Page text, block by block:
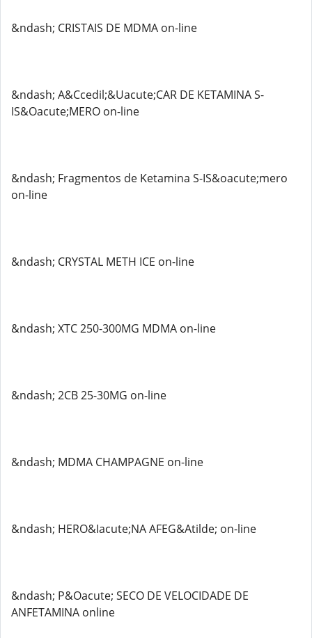
&ndash; CRISTAIS DE MDMA on-line
&ndash; A&Ccedil;&Uacute;CAR DE KETAMINA S-
IS&Oacute;MERO on-line
&ndash; Fragmentos de Ketamina S-IS&oacute;mero
on-line
&ndash; CRYSTAL METH ICE on-line
&ndash; XTC 250-300MG MDMA on-line
&ndash; 2CB 25-30MG on-line
&ndash; MDMA CHAMPAGNE on-line
&ndash; HERO&Iacute;NA AFEG&Atilde; on-line
&ndash; P&Oacute; SECO DE VELOCIDADE DE
ANFETAMINA online